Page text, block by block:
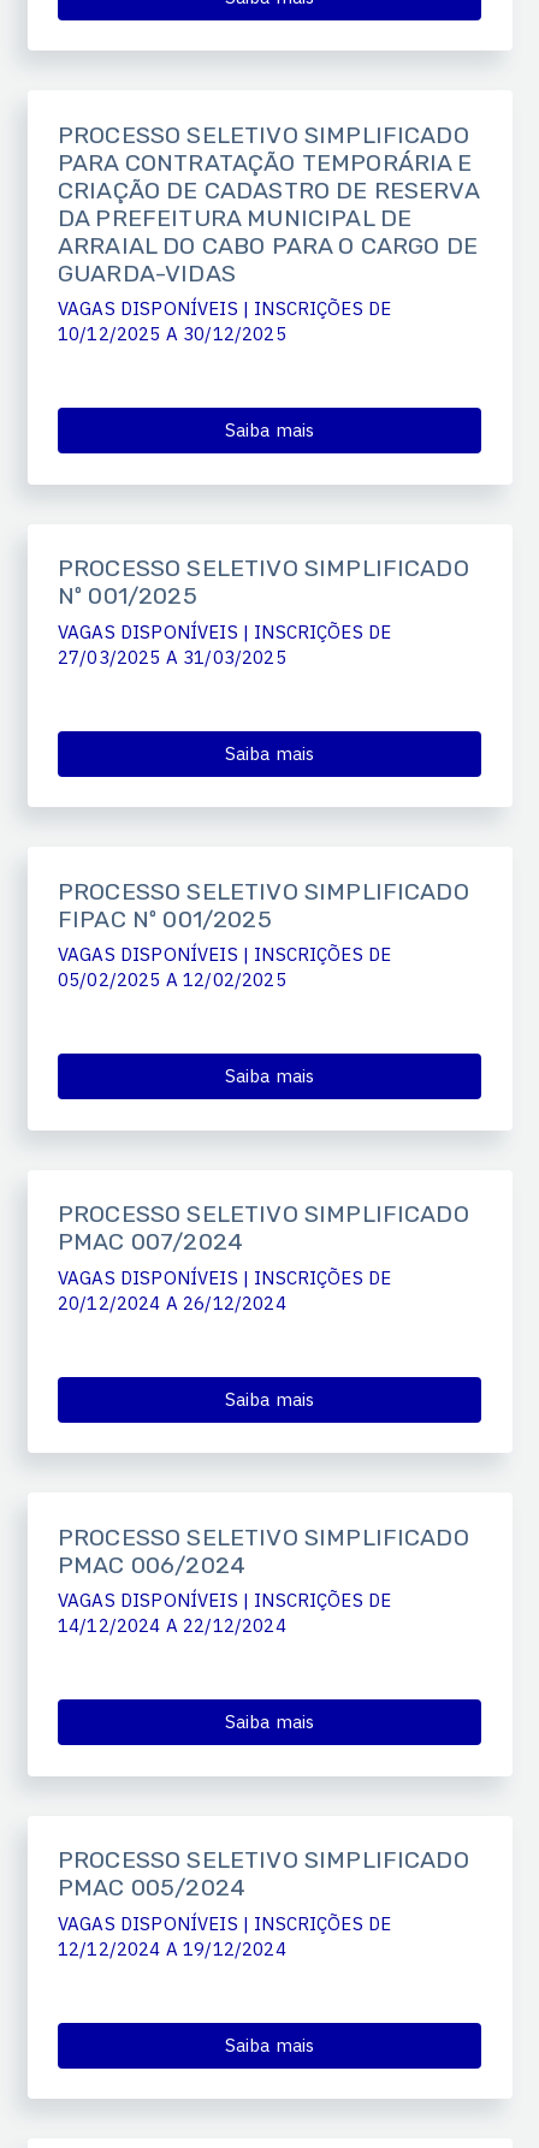
PROCESSO SELETIVO SIMPLIFICADO
PARA CONTRATAÇÃO TEMPORÁRIA E
CRIAÇÃO DE CADASTRO DE RESERVA
DA PREFEITURA MUNICIPAL DE
ARRAIAL DO CABO PARA O CARGO DE
GUARDA-VIDAS
VAGAS DISPONÍVEIS | INSCRIÇÕES DE
10/12/2025 A 30/12/2025
Saiba mais
PROCESSO SELETIVO SIMPLIFICADO
Nº 001/2025
VAGAS DISPONÍVEIS | INSCRIÇÕES DE
27/03/2025 A 31/03/2025
Saiba mais
PROCESSO SELETIVO SIMPLIFICADO
FIPAC Nº 001/2025
VAGAS DISPONÍVEIS | INSCRIÇÕES DE
05/02/2025 A 12/02/2025
Saiba mais
PROCESSO SELETIVO SIMPLIFICADO
PMAC 007/2024
VAGAS DISPONÍVEIS | INSCRIÇÕES DE
20/12/2024 A 26/12/2024
Saiba mais
PROCESSO SELETIVO SIMPLIFICADO
PMAC 006/2024
VAGAS DISPONÍVEIS | INSCRIÇÕES DE
14/12/2024 A 22/12/2024
Saiba mais
PROCESSO SELETIVO SIMPLIFICADO
PMAC 005/2024
VAGAS DISPONÍVEIS | INSCRIÇÕES DE
12/12/2024 A 19/12/2024
Saiba mais